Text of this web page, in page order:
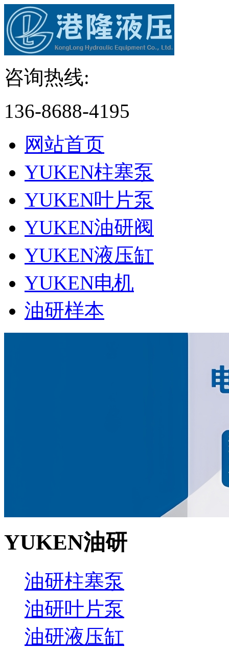
咨询热线:
136-8688-4195
网站首页
YUKEN柱塞泵
YUKEN叶片泵
YUKEN油研阀
YUKEN液压缸
YUKEN电机
油研样本
YUKEN油研
油研柱塞泵
油研叶片泵
油研液压缸